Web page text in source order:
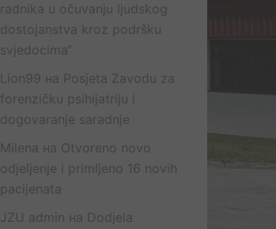
radnika u očuvanju ljudskog
dostojanstva kroz podršku
svjedocima“
Lion99 на Posjeta Zavodu za
forenzičku psihijatriju i
dogovaranje saradnje
Milena на Otvoreno novo
odjeljenje i primljeno 16 novih
pacijenata
JZU admin на Dodjela